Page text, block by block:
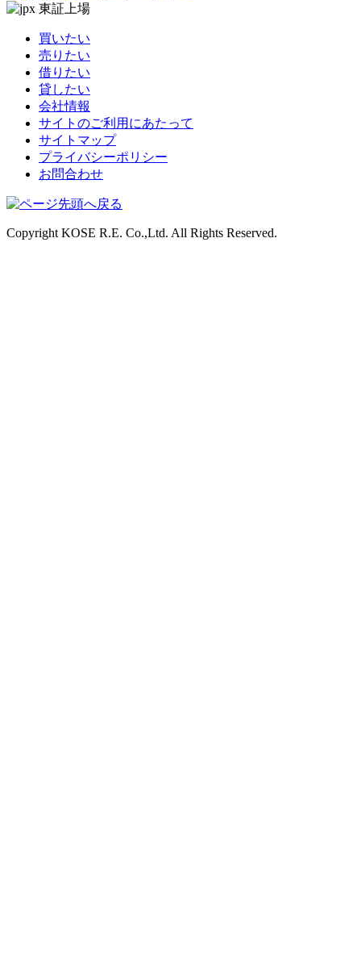
買いたい
売りたい
借りたい
貸したい
会社情報
サイトのご利用にあたって
サイトマップ
プライバシーポリシー
お問合わせ
Copyright KOSE R.E. Co.,Ltd. All Rights Reserved.